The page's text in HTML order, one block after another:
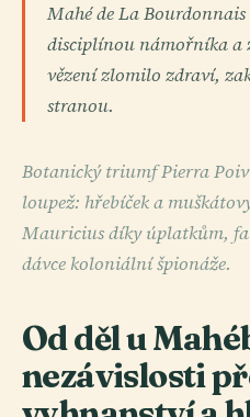
Mahé de La
disciplínou námořníka a
vězení zlomilo zdraví,
stranou.
Botanický triumf Pierra
loupež: hřebíček a
Mauricius díky úplatkům,
dávce koloniální špionáže.
Od děl u
nezávislosti